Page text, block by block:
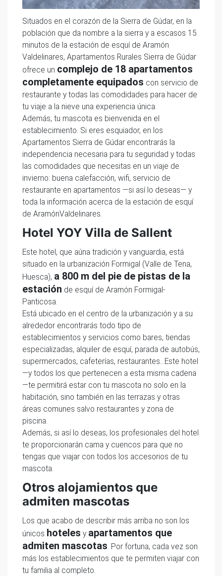
Situados en el corazón de la Sierra de Gúdar, en la
población que da nombre a la sierra y a escasos 15
minutos de la estación de esquí de Aramón
Valdelinares, Apartamentos Rurales Sierra de Gúdar
ofrece un complejo de 18 apartamentos
completamente equipados con servicio de
restaurante y todas las comodidades para hacer de
tu viaje a la nieve una experiencia única.
Además, tu mascota es bienvenida en el
establecimiento. Si eres esquiador, en los
Apartamentos Sierra de Gúdar encontrarás la
independencia necesaria para tu seguridad y todas
las comodidades que necesitas en un viaje de
invierno: buena calefacción, wifi, servicio de
restaurante en apartamentos —si así lo deseas— y
toda la información acerca de la estación de esquí
de AramónValdelinares.
Hotel YOY Villa de Sallent
Este hotel, que aúna tradición y vanguardia, está
situado en la urbanización Formigal (Valle de Tena,
Huesca), a 800 m del pie de pistas de la
estación de esquí de Aramón Formigal-
Panticosa.
Está ubicado en el centro de la urbanización y a su
alrededor encontrarás todo tipo de
establecimientos y servicios como bares, tiendas
especializadas, alquiler de esquí, parada de autobús,
supermercados, cafeterías, restaurantes…Este hotel
—y todos los que pertenecen a esta misma cadena
—te permitirá estar con tu mascota no solo en la
habitación, sino también en las terrazas y otras
áreas comunes salvo restaurantes y zona de
piscina.
Además, si así lo deseas, los profesionales del hotel
te proporcionarán cama y cuencos para que no
tengas que viajar con todos los accesorios de tu
mascota.
Otros alojamientos que
admiten mascotas
Los que acabo de describir más arriba no son los
únicos hoteles y apartamentos que
admiten mascotas. Por fortuna, cada vez son
más los establecimientos que te permiten viajar con
tu familia al completo.